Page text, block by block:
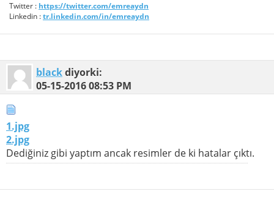
Twitter : https://twitter.com/emreaydn
Linkedin :tr.linkedin.com/in/emreaydn
blackdiyorki:
05-15-201608:53 PM
1.jpg
2.jpg
Dediğiniz gibi yaptım ancak resimler de ki hatalar çıktı.